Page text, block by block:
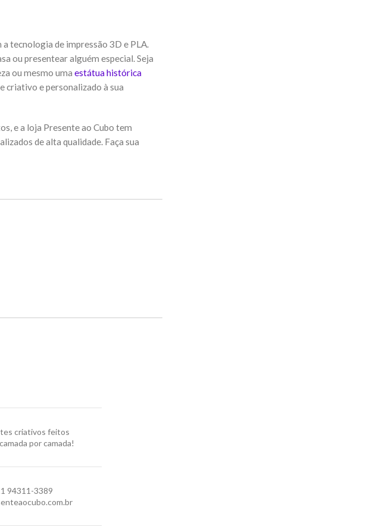
tecnologia de impressão 3D e PLA.
ou presentear alguém especial. Seja
ou mesmo uma estátua histórica
criativo e personalizado à sua
e a loja Presente ao Cubo tem
de alta qualidade. Faça sua
criativos feitos
por camada!
94311-3389